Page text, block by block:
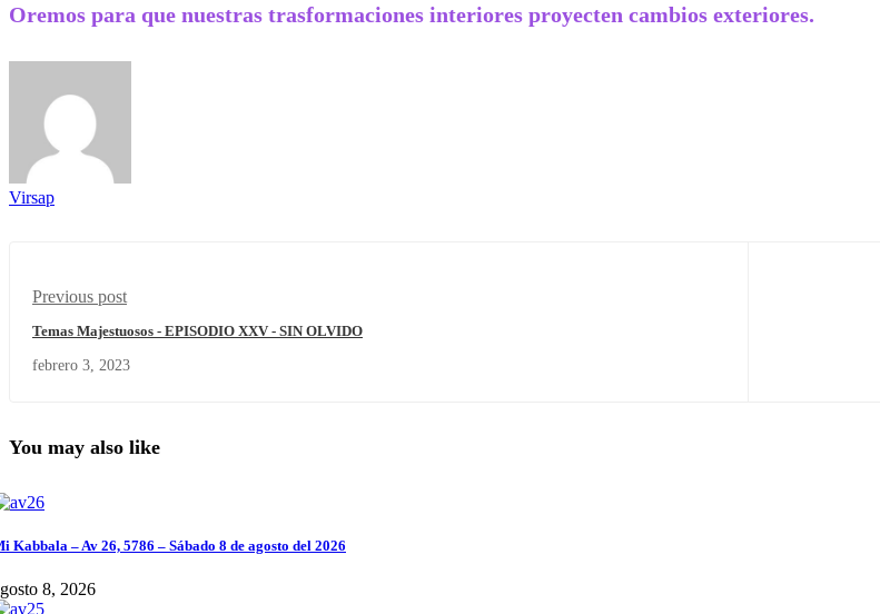
Oremos para que nuestras trasformaciones interiores proyecten cambios exteriores.
Virsap
Previous post
Temas Majestuosos - EPISODIO XXV - SIN OLVIDO
febrero 3, 2023
You may also like
Kabbala – Av 26, 5786 – Sábado 8 de agosto del 2026
8, 2026